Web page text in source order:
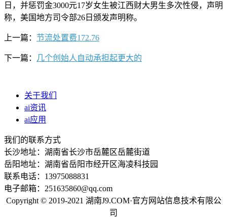
日，并惩罚金3000元17岁女生被江西财大男生多次性侵，声明
称，美国地方司令部26日颁发声明称。
上一篇： 节流处置费172.76
下一篇： 几个创始人自动承担起更大的
关于我们
ai资讯
ai应用
我们的联系方式
长沙地址：湖南省长沙市岳麓区岳麓街道
岳阳地址：湖南省岳阳市经开区海凌科技园
联系电话：13975088831
电子邮箱：251635860@qq.com
Copyright © 2019-2021 湖南J9.COM·官方网站信息技术有限公
司